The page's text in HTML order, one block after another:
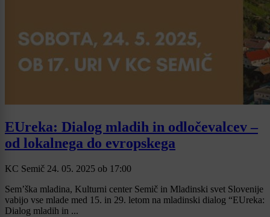
EUreka: Dialog mladih in odločevalcev –
od lokalnega do evropskega
KC Semič 24. 05. 2025 ob 17:00
Sem’ška mladina, Kulturni center Semič in Mladinski svet Slovenije
vabijo vse mlade med 15. in 29. letom na mladinski dialog “EUreka:
Dialog mladih in ...